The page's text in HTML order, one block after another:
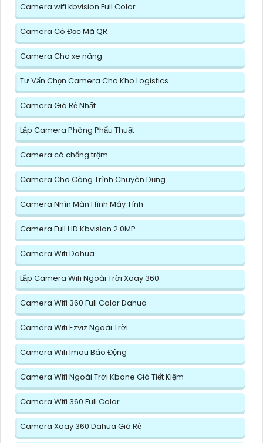
Camera wifi kbvision Full Color
Camera Có Đọc Mã QR
Camera Cho xe nâng
Tư Vấn Chọn Camera Cho Kho Logistics
Camera Giá Rẻ Nhất
Lắp Camera Phòng Phẩu Thuật
Camera có chống trộm
Camera Cho Công Trình Chuyên Dụng
Camera Nhìn Màn Hình Máy Tính
Camera Full HD Kbvision 2.0MP
Camera Wifi Dahua
Lắp Camera Wifi Ngoài Trời Xoay 360
Camera Wifi 360 Full Color Dahua
Camera Wifi Ezviz Ngoài Trời
Camera Wifi Imou Báo Động
Camera Wifi Ngoài Trời Kbone Giá Tiết Kiệm
Camera Wifi 360 Full Color
Camera Xoay 360 Dahua Giá Rẻ